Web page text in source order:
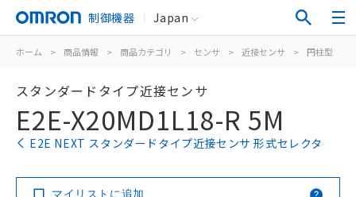
制御機器 Japan
ホーム > 商品情報 > 商品カテゴリ > センサ > 近接センサ > 円柱型
スタンダードタイプ近接センサ
E2E-X20MD1L18-R 5M
E2E NEXT スタンダードタイプ近接センサ 形式セレクタ
マイリストに追加